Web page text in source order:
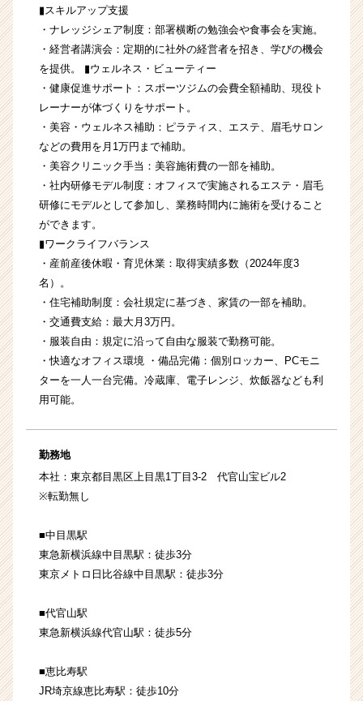
▮スキルアップ支援
・ナレッジシェア制度：部署横断の勉強会や食事会を実施。
・経営者講演会：定期的に社外の経営者を招き、学びの機会
を提供。 ▮ウェルネス・ビューティー
・健康促進サポート：スポーツジムの会費全額補助、現役ト
レーナーが体づくりをサポート。
・美容・ウェルネス補助：ピラティス、エステ、眉毛サロン
などの費用を月1万円まで補助。
・美容クリニック手当：美容施術費の一部を補助。
・社内研修モデル制度：オフィスで実施されるエステ・眉毛
研修にモデルとして参加し、業務時間内に施術を受けること
ができます。
▮ワークライフバランス
・産前産後休暇・育児休業：取得実績多数（2024年度3
名）。
・住宅補助制度：会社規定に基づき、家賃の一部を補助。
・交通費支給：最大月3万円。
・服装自由：規定に沿って自由な服装で勤務可能。
・快適なオフィス環境 ・備品完備：個別ロッカー、PCモニ
ターを一人一台完備。冷蔵庫、電子レンジ、炊飯器なども利
用可能。
勤務地
本社：東京都目黒区上目黒1丁目3-2 代官山宝ビル2
※転勤無し
■中目黒駅
東急新横浜線中目黒駅：徒歩3分
東京メトロ日比谷線中目黒駅：徒歩3分
■代官山駅
東急新横浜線代官山駅：徒歩5分
■恵比寿駅
JR埼京線恵比寿駅：徒歩10分